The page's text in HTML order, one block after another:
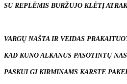
SU REPLĖMIS BURŽUJO KLĖTĮ
VARGŲ NAŠTA IR VEIDAS
KAD KŪNO ALKANUS PASOTINTŲ
PASKUI GI KIRMINAMS KARSTE